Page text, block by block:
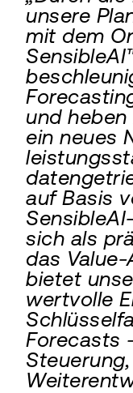
unsere
mit dem
und
ein neues
auf Basis
sich als
das
bietet
wertvolle
Forecasts